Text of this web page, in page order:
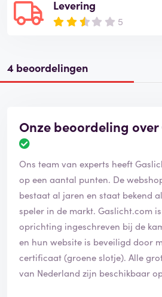
Levering
5
4 beoordelingen
Onze beoordeling
Ons team van experts heeft
op een aantal punten. De
bestaat al jaren en staat bekend
speler in de markt. Gaslicht.com
oprichting ingeschreven bij de
en hun website is beveiligd door
certificaat (groene slotje). Alle
van Nederland zijn beschikbaar